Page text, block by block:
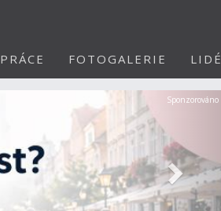
PRÁCE FOTOGALERIE LIDÉ
Další
Sponzorováno